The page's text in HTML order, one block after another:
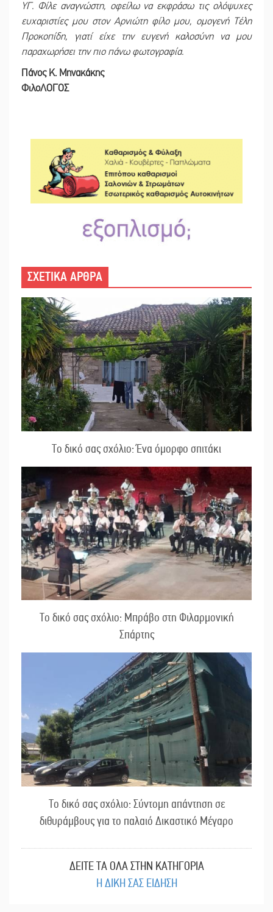
ΥΓ. Φίλε αναγνώστη, οφείλω να εκφράσω τις ολόψυχες
ευχαριστίες μου στον Αρνιώτη φίλο μου, ομογενή Τέλη
Προκοπίδη, γιατί είχε την ευγενή καλοσύνη να μου
παραχωρήσει την πιο πάνω φωτογραφία.
Πάνος Κ. Μηνακάκης
ΦιλοΛΟΓΟΣ
ΣΧΕΤΙΚΑ ΑΡΘΡΑ
Το δικό σας σχόλιο: Ένα όμορφο σπιτάκι
Το δικό σας σχόλιο: Μπράβο στη Φιλαρμονική
Σπάρτης
Το δικό σας σχόλιο: Σύντομη απάντηση σε
διθυράμβους για το παλαιό Δικαστικό Μέγαρο
ΔΕΙΤΕ ΤΑ ΟΛΑ ΣΤΗΝ ΚΑΤΗΓΟΡΙΑ
Η ΔΙΚΗ ΣΑΣ ΕΙΔΗΣΗ